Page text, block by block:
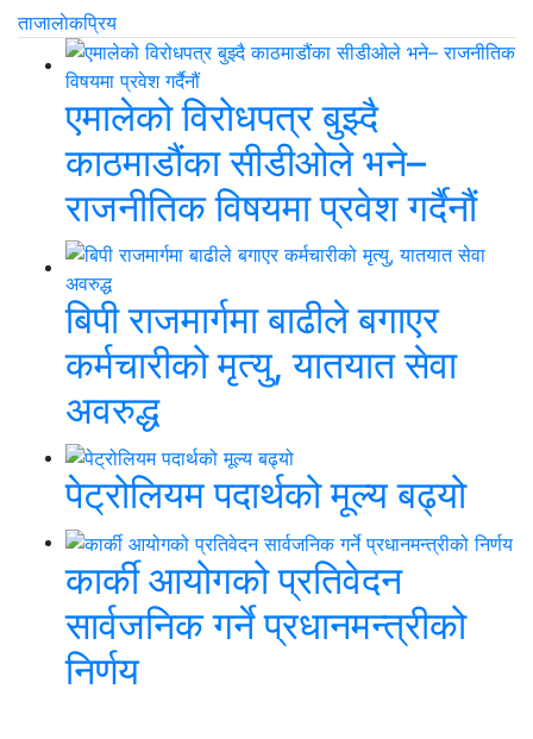
ताजालाेकप्रिय
एमालेको विरोधपत्र बुझ्दै
काठमाडौंका सीडीओले भने–
राजनीतिक विषयमा प्रवेश गर्दैनौं
बिपी राजमार्गमा बाढीले बगाएर
कर्मचारीको मृत्यु, यातयात सेवा
अवरुद्ध
पेट्रोलियम पदार्थको मूल्य बढ्यो
कार्की आयोगको प्रतिवेदन
सार्वजनिक गर्ने प्रधानमन्त्रीको
निर्णय